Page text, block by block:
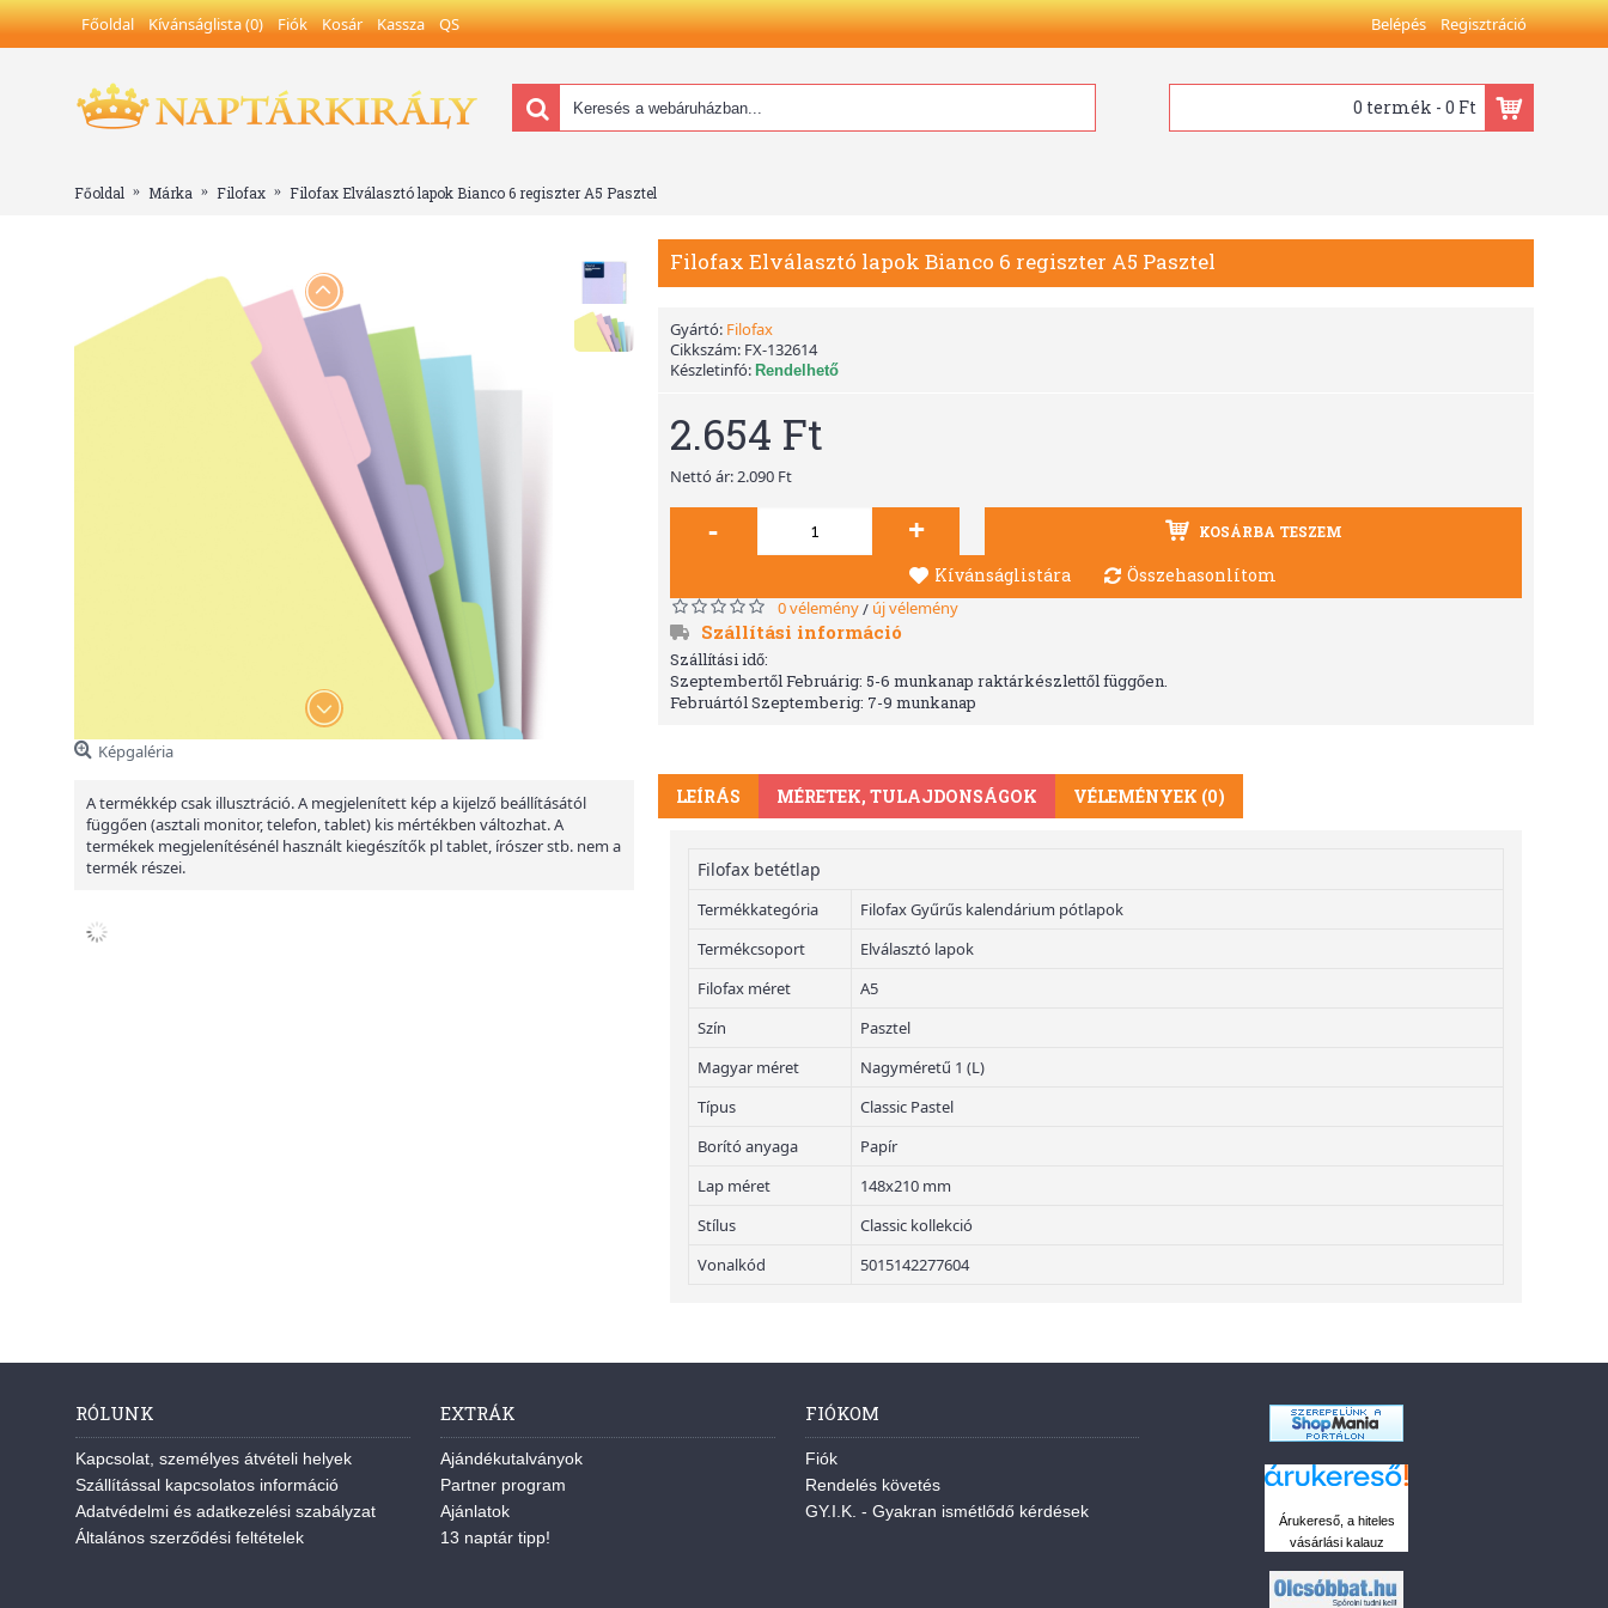
Főoldal Kívánságlista (0) Fiók Kosár Kassza QS Belépés Regisztráció
0 termék - 0 Ft
Főoldal Márka Filofax Filofax Elválasztó lapok Bianco 6 regiszter A5 Pasztel
Képgaléria
A termékkép csak illusztráció. A megjelenített kép a kijelző beállításától
függően (asztali monitor, telefon, tablet) kis mértékben változhat. A
termékek megjelenítésénél használt kiegészítők pl tablet, írószer stb. nem a
termék részei.
Filofax Elválasztó lapok Bianco 6 regiszter A5 Pasztel
Gyártó: Filofax
Cikkszám: FX-132614
Készletinfó: Rendelhető
2.654 Ft
Nettó ár: 2.090 Ft
- + KOSÁRBA TESZEM
Kívánságlistára Összehasonlítom
0 vélemény/ új vélemény
Szállítási információ
Szállítási idő:
Szeptembertől Februárig: 5-6 munkanap raktárkészlettől függően.
Februártól Szeptemberig: 7-9 munkanap
LEÍRÁS MÉRETEK, TULAJDONSÁGOK VÉLEMÉNYEK (0)
Filofax betétlap
Termékkategória
Filofax Gyűrűs kalendárium pótlapok
Termékcsoport
Elválasztó lapok
Filofax méret
A5
Szín
Pasztel
Magyar méret
Nagyméretű 1 (L)
Típus
Classic Pastel
Borító anyaga
Papír
Lap méret
148x210 mm
Stílus
Classic kollekció
Vonalkód
5015142277604
RÓLUNK
Kapcsolat, személyes átvételi helyek
Szállítással kapcsolatos információ
Adatvédelmi és adatkezelési szabályzat
Általános szerződési feltételek
EXTRÁK
Ajándékutalványok
Partner program
Ajánlatok
13 naptár tipp!
FIÓKOM
Fiók
Rendelés követés
GY.I.K. - Gyakran ismétlődő kérdések
Árukereső, a hiteles
vásárlási kalauz